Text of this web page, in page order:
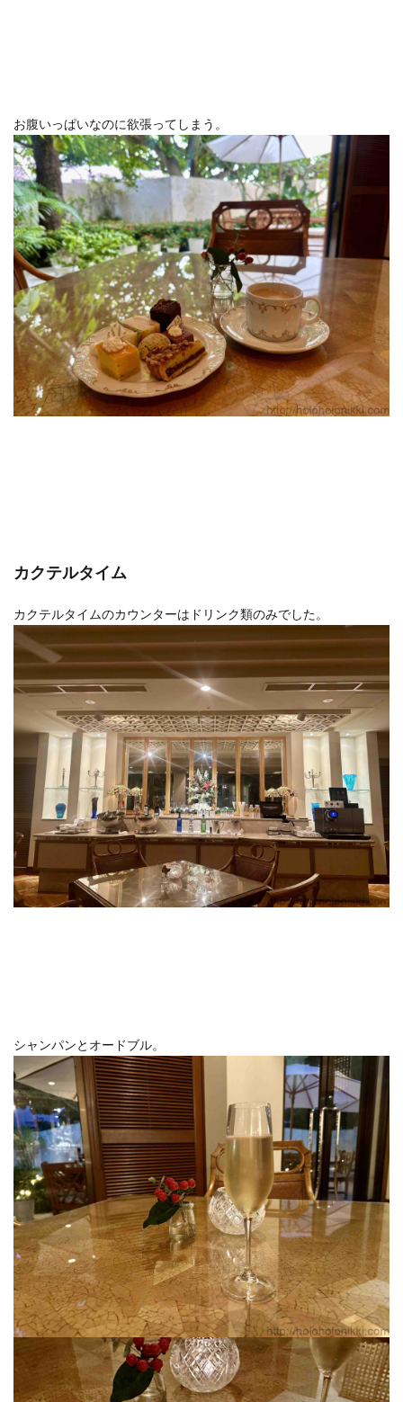
お腹いっぱいなのに欲張ってしまう。
カクテルタイム
カクテルタイムのカウンターはドリンク類のみでした。
シャンパンとオードブル。